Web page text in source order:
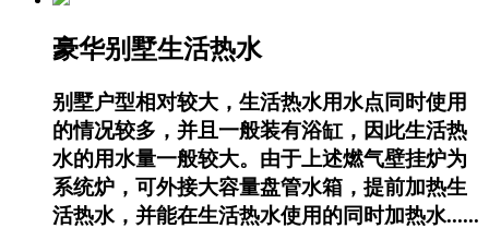
豪华别墅生活热水
别墅户型相对较大，生活热水用水点同时使用
的情况较多，并且一般装有浴缸，因此生活热
水的用水量一般较大。由于上述燃气壁挂炉为
系统炉，可外接大容量盘管水箱，提前加热生
活热水，并能在生活热水使用的同时加热水......